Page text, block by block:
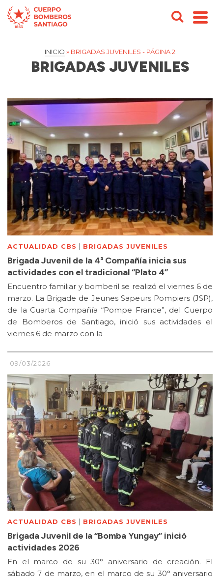
INICIO » BRIGADAS JUVENILES - PÁGINA 2
BRIGADAS JUVENILES
ACTUALIDAD CBS | BRIGADAS JUVENILES
Brigada Juvenil de la 4ª Compañía inicia sus
actividades con el tradicional “Plato 4”
Encuentro familiar y bomberil se realizó el viernes 6 de
marzo. La Brigade de Jeunes Sapeurs Pompiers (JSP),
de la Cuarta Compañía “Pompe France”, del Cuerpo
de Bomberos de Santiago, inició sus actividades el
viernes 6 de marzo con la
09/03/2026
ACTUALIDAD CBS | BRIGADAS JUVENILES
Brigada Juvenil de la “Bomba Yungay” inició
actividades 2026
En el marco de su 30° aniversario de creación. El
sábado 7 de marzo, en el marco de su 30° aniversario